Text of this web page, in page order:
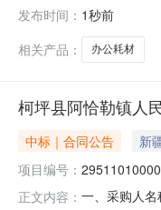
项目所在行
发布时间： 1秒前
相关产品：
办公耗材
柯坪县阿恰勒镇人
中标｜合同公告 新
项目编号：
正文内容： 一、采购人